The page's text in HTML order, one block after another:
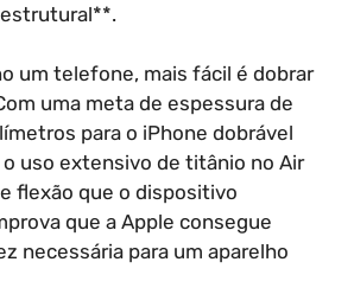
um telefone, mais fácil é dobrar
uma meta de espessura de
para o iPhone dobrável
uso extensivo de titânio no Air
flexão que o dispositivo
que a Apple consegue
necessária para um aparelho